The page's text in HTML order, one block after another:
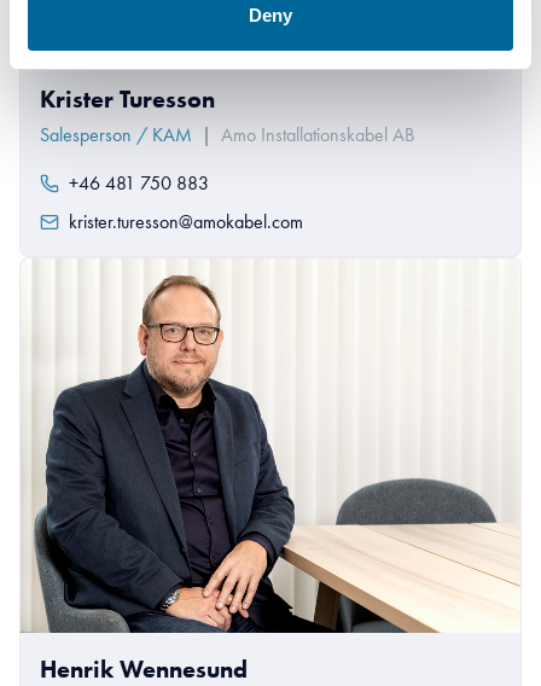
Deny
Krister Turesson
Salesperson / KAM | Amo Installationskabel AB
+46 481 750 883
krister.turesson@amokabel.com
Henrik Wennesund